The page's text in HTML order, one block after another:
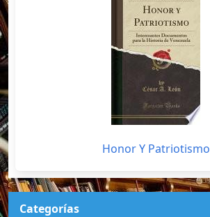
Honor Y Patriotismo
Categorías